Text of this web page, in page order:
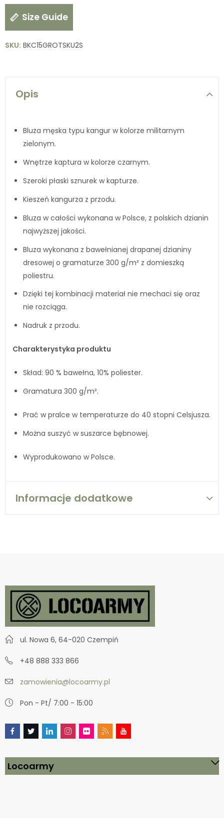
Size Guide
SKU: BKC15GROTSKU2S
Opis
Bluza męska typu kangur w kolorze militarnym
zielonym.
Wnętrze kaptura w kolorze czarnym.
Szeroki płaski sznurek w kapturze.
Kieszeń kangurza z przodu.
Bluza w całości wykonana w Polsce, z polskich dzianin
najwyższej jakości.
Bluza wykonana z bawełnianej drapanej dzianiny
dresowej o gramaturze 300 g/m² z domieszką
poliestru.
Dzięki tej kombinacji materiał nie mechaci się oraz
nie rozciąga.
Nadruk z przodu.
Charakterystyka produktu
Skład: 90 % bawełna, 10% poliester.
Gramatura 300 g/m².
Prać w pralce w temperaturze do 40 stopni Celsjusza.
Można suszyć w suszarce bębnowej.
Wyprodukowano w Polsce.
Informacje dodatkowe
ul. Nowa 6, 64-020 Czempiń
+48 888 333 866
zamowienia@locoarmy.pl
Pon - Pt/ 7:00 - 15:00
Locoarmy